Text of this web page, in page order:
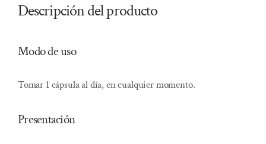
Descripción del producto
Modo de uso
Tomar 1 cápsula al día, en cualquier momento.
Presentación